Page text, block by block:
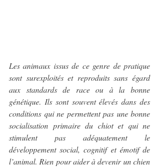
Les animaux issus de ce genre de pratique
sont surexploités et reproduits sans égard
aux standards de race ou à la bonne
génétique. Ils sont souvent élevés dans des
conditions qui ne permettent pas une bonne
socialisation primaire du chiot et qui ne
stimulent pas adéquatement le
développement social, cognitif et émotif de
l’animal. Rien pour aider à devenir un chien